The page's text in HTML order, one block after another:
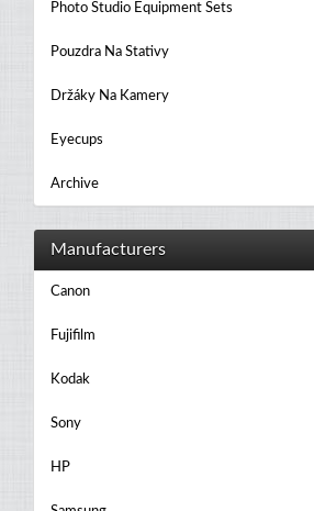
Photo Studio Equipment Sets
Pouzdra Na Stativy
Držáky Na Kamery
Eyecups
Archive
Manufacturers
Canon
Fujifilm
Kodak
Sony
HP